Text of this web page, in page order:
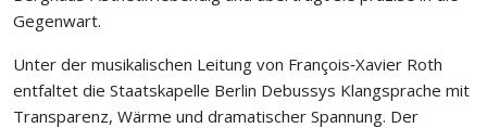
Gegenwart.
Unter der musikalischen Leitung von François‑Xavier Roth
entfaltet die Staatskapelle Berlin Debussys Klangsprache mit
Transparenz, Wärme und dramatischer Spannung. Der